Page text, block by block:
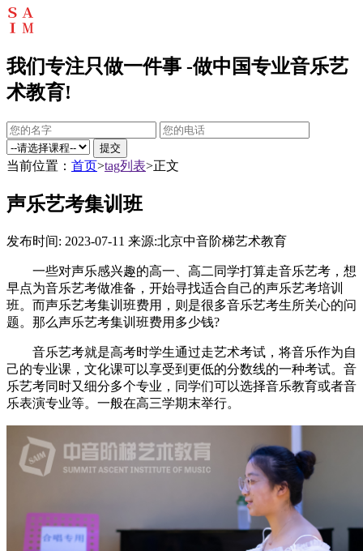
我们专注只做一件事 -做中国专业音乐艺
术教育!
提交
当前位置： 首页>tag列表>正文
声乐艺考集训班
发布时间: 2023-07-11 来源:北京中音阶梯艺术教育
一些对声乐感兴趣的高一、高二同学打算走音乐艺考，想
早点为音乐艺考做准备，开始寻找适合自己的声乐艺考培训
班。而声乐艺考集训班费用，则是很多音乐艺考生所关心的问
题。那么声乐艺考集训班费用多少钱?
音乐艺考就是高考时学生通过走艺术考试，将音乐作为自
己的专业课，文化课可以享受到更低的分数线的一种考试。音
乐艺考同时又细分多个专业，同学们可以选择音乐教育或者音
乐表演专业等。一般在高三学期末举行。